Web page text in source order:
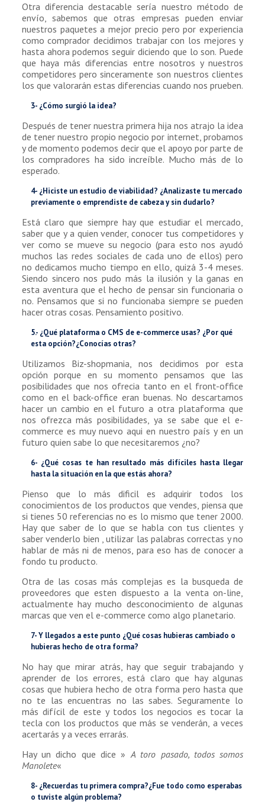
Otra diferencia destacable sería nuestro método de
envío, sabemos que otras empresas pueden enviar
nuestros paquetes a mejor precio pero por experiencia
como comprador decidimos trabajar con los mejores y
hasta ahora podemos seguir diciendo que lo son. Puede
que haya más diferencias entre nosotros y nuestros
competidores pero sinceramente son nuestros clientes
los que valorarán estas diferencias cuando nos prueben.
3- ¿Cómo surgió la idea?
Después de tener nuestra primera hija nos atrajo la idea
de tener nuestro propio negocio por internet, probamos
y de momento podemos decir que el apoyo por parte de
los compradores ha sido increíble. Mucho más de lo
esperado.
4- ¿Hiciste un estudio de viabilidad? ¿Analizaste tu mercado
previamente o emprendiste de cabeza y sin dudarlo?
Está claro que siempre hay que estudiar el mercado,
saber que y a quien vender, conocer tus competidores y
ver como se mueve su negocio (para esto nos ayudó
muchos las redes sociales de cada uno de ellos) pero
no dedicamos mucho tiempo en ello, quizá 3-4 meses.
Siendo sincero nos pudo más la ilusión y la ganas en
esta aventura que el hecho de pensar sin funcionaria o
no. Pensamos que si no funcionaba siempre se pueden
hacer otras cosas. Pensamiento positivo.
5.- ¿Qué plataforma o CMS de e-commerce usas? ¿Por qué
esta opción?¿Conocías otras?
Utilizamos Biz-shopmania, nos decidimos por esta
opción porque en su momento pensamos que las
posibilidades que nos ofrecia tanto en el front-office
como en el back-office eran buenas. No descartamos
hacer un cambio en el futuro a otra plataforma que
nos ofrezca más posibilidades, ya se sabe que el e-
commerce es muy nuevo aqui en nuestro país y en un
futuro quien sabe lo que necesitaremos ¿no?
6- ¿Qué cosas te han resultado más difíciles hasta llegar
hasta la situación en la que estás ahora?
Pienso que lo más dificil es adquirir todos los
conocimientos de los productos que vendes, piensa que
si tienes 50 referencias no es lo mismo que tener 2000.
Hay que saber de lo que se habla con tus clientes y
saber venderlo bien , utilizar las palabras correctas y no
hablar de más ni de menos, para eso has de conocer a
fondo tu producto.
Otra de las cosas más complejas es la busqueda de
proveedores que esten dispuesto a la venta on-line,
actualmente hay mucho desconocimiento de algunas
marcas que ven el e-commerce como algo planetario.
7- Y llegados a este punto ¿Qué cosas hubieras cambiado o
hubieras hecho de otra forma?
No hay que mirar atrás, hay que seguir trabajando y
aprender de los errores, está claro que hay algunas
cosas que hubiera hecho de otra forma pero hasta que
no te las encuentras no las sabes. Seguramente lo
más difícil de este y todos los negocios es tocar la
tecla con los productos que más se venderán, a veces
acertarás y a veces errarás.
Hay un dicho que dice »A toro pasado, todos somos
Manolete«
8- ¿Recuerdas tu primera compra?¿Fue todo como esperabas
o tuviste algún problema?